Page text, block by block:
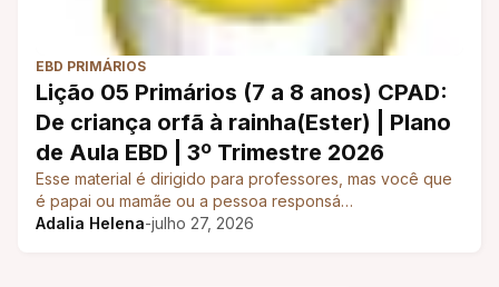
EBD PRIMÁRIOS
Lição 05 Primários (7 a 8 anos) CPAD:
De criança orfã à rainha(Ester) | Plano
de Aula EBD | 3º Trimestre 2026
Esse material é dirigido para professores, mas você que
é papai ou mamãe ou a pessoa responsá…
Adalia Helena-julho 27, 2026